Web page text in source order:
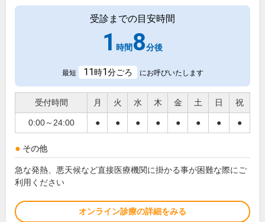
受診までの目安時間
1 時間 8分後
最短 11時1分ごろ にお呼びいたします
受付時間 月 火 水 木 金 土 日 祝
0:00～24:00 ● ● ● ● ● ● ● ●
その他
急な発熱、悪天候など直接医療機関に掛かる事が困難な際にご
利用ください
オンライン診療の詳細をみる